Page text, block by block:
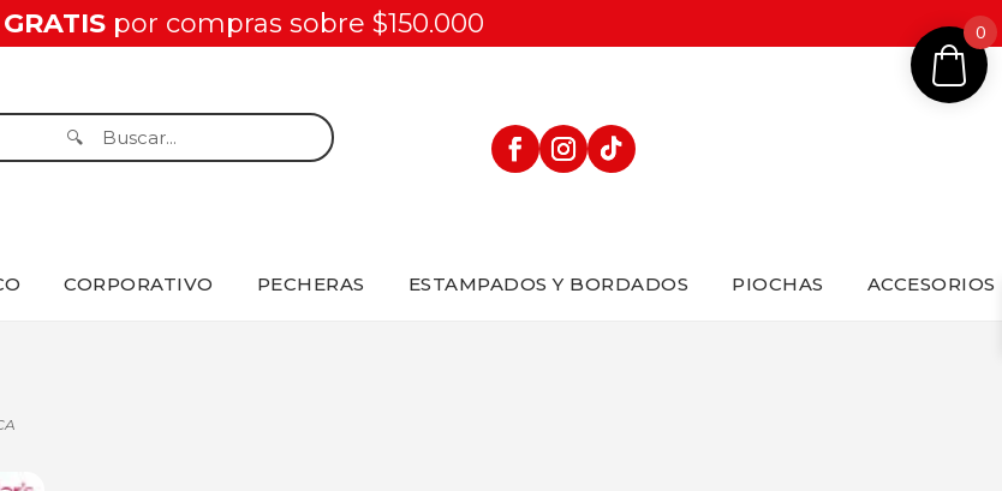
por compras sobre $150.000
CORPORATIVO PECHERAS ESTAMPADOS Y BORDADOS PIOCHAS ACCESORIOS
0